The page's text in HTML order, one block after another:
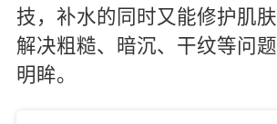
技，补水的同时又能修护肌
解决粗糙、暗沉、干纹等问
明眸。